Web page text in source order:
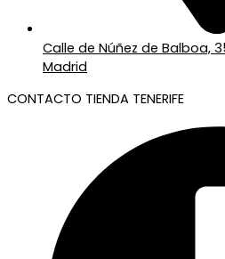
Calle de Núñez de Balboa,
Madrid
CONTACTO TIENDA TENERIFE